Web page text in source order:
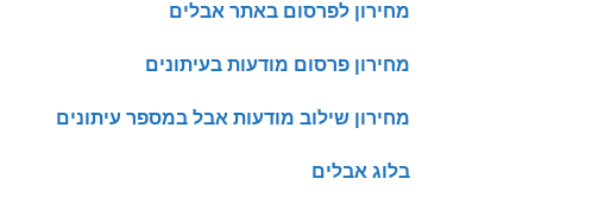
מחירון לפרסום באתר אבלים
מחירון פרסום מודעות בעיתונים
מחירון שילוב מודעות אבל במספר עיתונים
בלוג אבלים